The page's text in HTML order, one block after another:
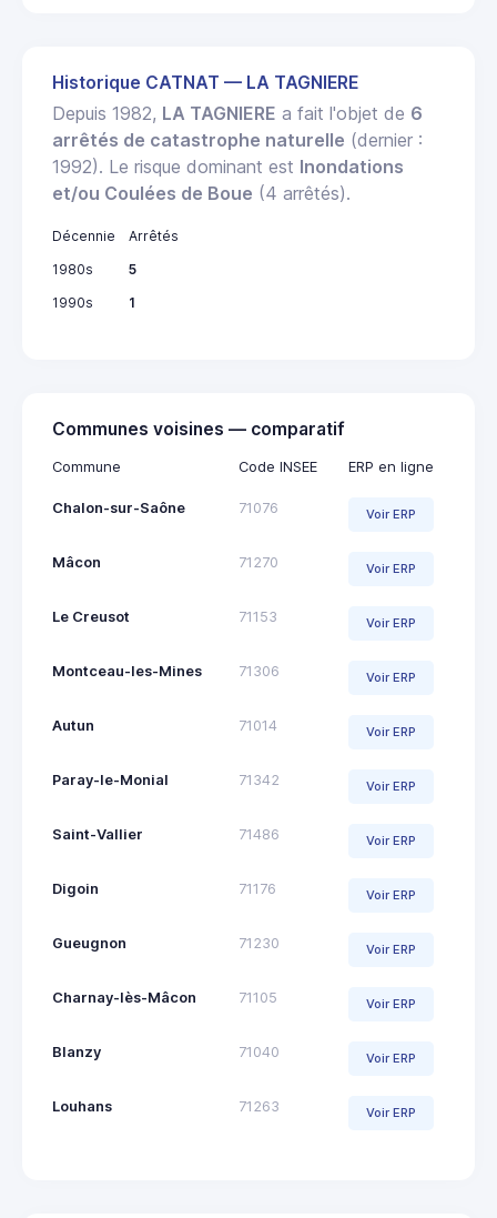
Historique CATNAT — LA TAGNIERE
Depuis 1982, LA TAGNIERE a fait l'objet de 6
arrêtés de catastrophe naturelle (dernier :
1992). Le risque dominant est Inondations
et/ou Coulées de Boue (4 arrêtés).
Décennie
Arrêtés
1980s
5
1990s
1
Communes voisines — comparatif
Commune Code INSEE ERP en ligne
Chalon-sur-Saône 71076 Voir ERP
Mâcon 71270 Voir ERP
Le Creusot 71153 Voir ERP
Montceau-les-Mines 71306 Voir ERP
Autun 71014 Voir ERP
Paray-le-Monial 71342 Voir ERP
Saint-Vallier 71486 Voir ERP
Digoin 71176 Voir ERP
Gueugnon 71230 Voir ERP
Charnay-lès-Mâcon 71105 Voir ERP
Blanzy 71040 Voir ERP
Louhans 71263 Voir ERP